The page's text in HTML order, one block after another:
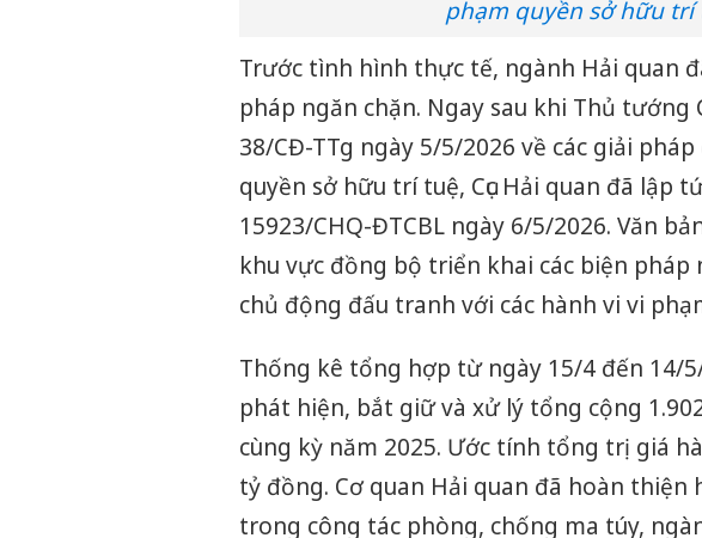
phạm quyền sở hữu trí
Trước tình hình thực tế, ngành Hải quan
pháp ngăn chặn. Ngay sau khi Thủ
38/CĐ-TTg ngày 5/5/2026 về các giải
quyền sở hữu trí tuệ, Cục Hải quan đã lập
15923/CHQ-ĐTCBL ngày 6/5/2026. Văn
khu vực đồng bộ triển khai các biện pháp
chủ động đấu tranh với các hành vi vi
Thống kê tổng hợp từ ngày 15/4 đến 14/
phát hiện, bắt giữ và xử lý tổng cộng
cùng kỳ năm 2025. Ước tính tổng trị giá
tỷ đồng. Cơ quan Hải quan đã hoàn thiện
trong công tác phòng, chống ma túy,